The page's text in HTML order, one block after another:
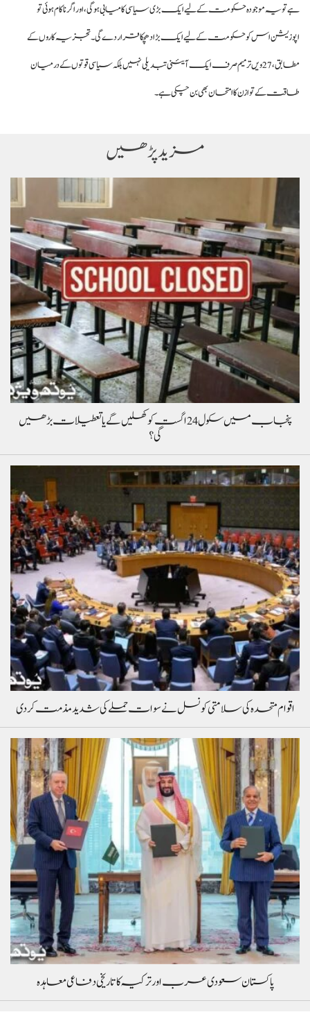
ہے تو یہ موجودہ حکومت کے لیے ایک بڑی سیاسی کامیابی ہوگی، اور اگر ناکام ہوئی تو
اپوزیشن اس کو حکومت کے لیے ایک بڑا دھچکا قرار دے گی۔ تجزیہ کاروں کے
مطابق، 27ویں ترمیم صرف ایک آئینی تبدیلی نہیں بلکہ سیاسی قوتوں کے درمیان
طاقت کے توازن کا امتحان بھی بن چکی ہے۔
مزید پڑھیں
پنجاب میں سکول 24 اگست کو کھلیں گے یا تعطیلات بڑھیں
گی؟
اقوام متحدہ کی سلامتی کونسل نے سوات حملے کی شدید مذمت کردی
پاکستان سعودی عرب اور ترکیہ کا تاریخی دفاعی معاہدہ